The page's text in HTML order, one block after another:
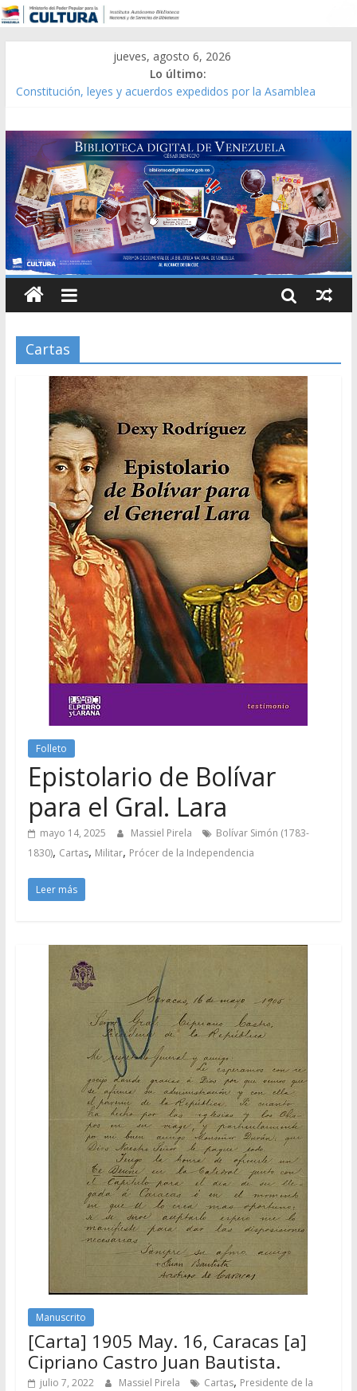
jueves, agosto 6, 2026
Lo último:
Constitución, leyes y acuerdos expedidos por la Asamblea
Modesta Bor Sánchez [material gráfico]
Gaceta Oficial de la República de Venezuela año CXXXIII Mes V,
Caracas 09 de marzo de 2006 N° 38.394
Catálogo temático de obras de Modesta Bor
Cartas
Folleto
Epistolario de Bolívar
para el Gral. Lara
mayo 14, 2025 Massiel Pirela
Bolívar Simón (1783-
1830), Cartas, Militar, Prócer de la Independencia
Leer más
Manuscrito
[Carta] 1905 May. 16, Caracas [a]
Cipriano Castro Juan Bautista.
julio 7, 2022 Massiel Pirela Cartas, Presidente de la